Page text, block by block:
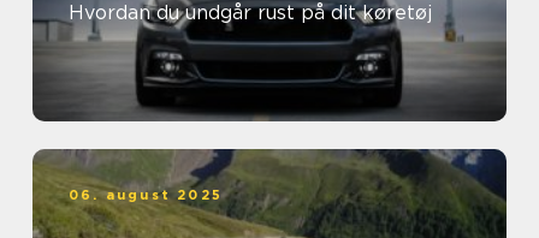
Hvordan du undgår rust på dit køretøj
06. august 2025